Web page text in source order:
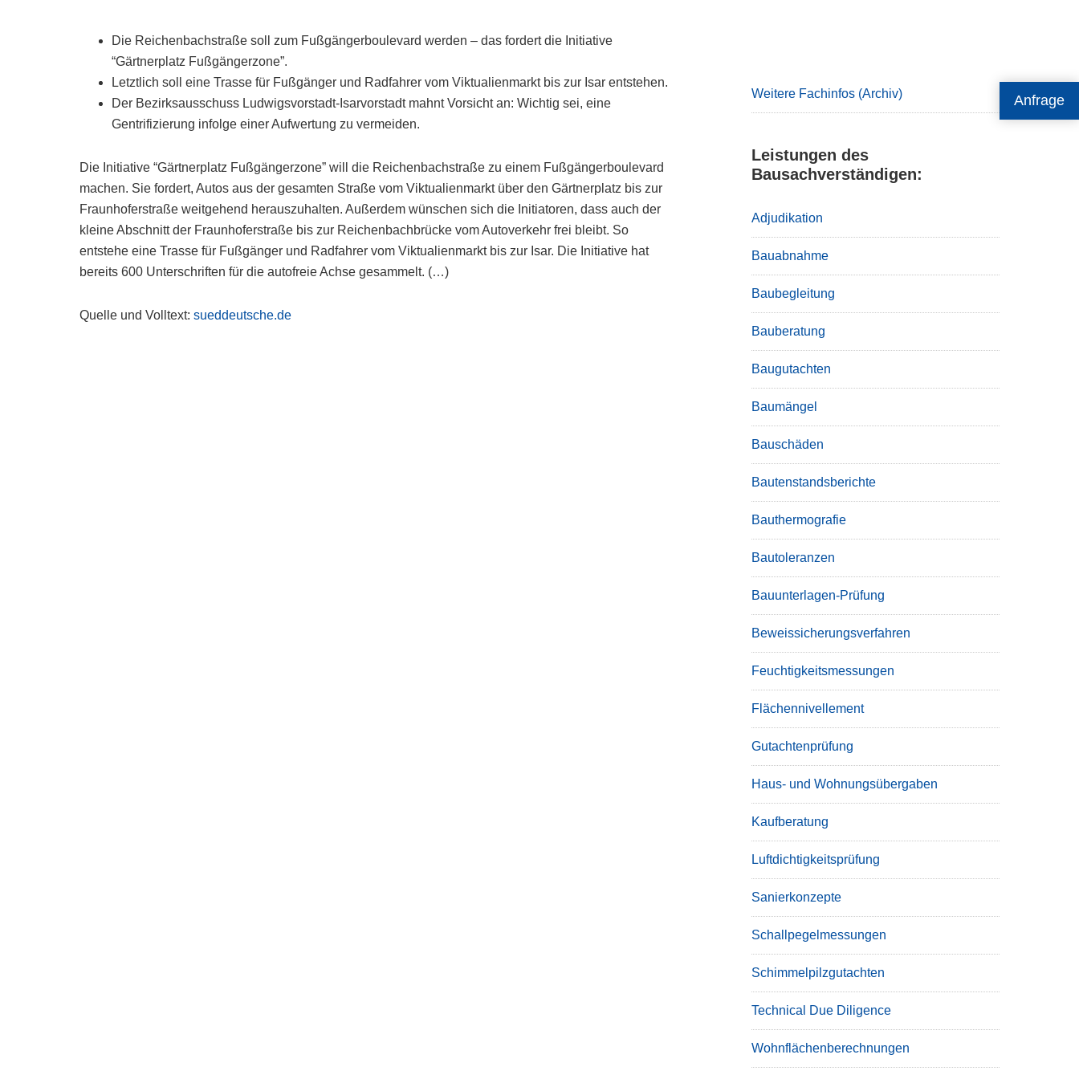
Anfrage
Die Reichenbachstraße soll zum Fußgängerboulevard werden – das fordert die Initiative
“Gärtnerplatz Fußgängerzone”.
Letztlich soll eine Trasse für Fußgänger und Radfahrer vom Viktualienmarkt bis zur Isar entstehen.
Der Bezirksausschuss Ludwigsvorstadt-Isarvorstadt mahnt Vorsicht an: Wichtig sei, eine
Gentrifizierung infolge einer Aufwertung zu vermeiden.
Die Initiative “Gärtnerplatz Fußgängerzone” will die Reichenbachstraße zu einem Fußgängerboulevard
machen. Sie fordert, Autos aus der gesamten Straße vom Viktualienmarkt über den Gärtnerplatz bis zur
Fraunhoferstraße weitgehend herauszuhalten. Außerdem wünschen sich die Initiatoren, dass auch der
kleine Abschnitt der Fraunhoferstraße bis zur Reichenbachbrücke vom Autoverkehr frei bleibt. So
entstehe eine Trasse für Fußgänger und Radfahrer vom Viktualienmarkt bis zur Isar. Die Initiative hat
bereits 600 Unterschriften für die autofreie Achse gesammelt. (…)
Quelle und Volltext:sueddeutsche.de
Weitere Fachinfos (Archiv)
Leistungen des
Bausachverständigen:
Adjudikation
Bauabnahme
Baubegleitung
Bauberatung
Baugutachten
Baumängel
Bauschäden
Bautenstandsberichte
Bauthermografie
Bautoleranzen
Bauunterlagen-Prüfung
Beweissicherungsverfahren
Feuchtigkeitsmessungen
Flächennivellement
Gutachtenprüfung
Haus- und Wohnungsübergaben
Kaufberatung
Luftdichtigkeitsprüfung
Sanierkonzepte
Schallpegelmessungen
Schimmelpilzgutachten
Technical Due Diligence
Wohnflächenberechnungen